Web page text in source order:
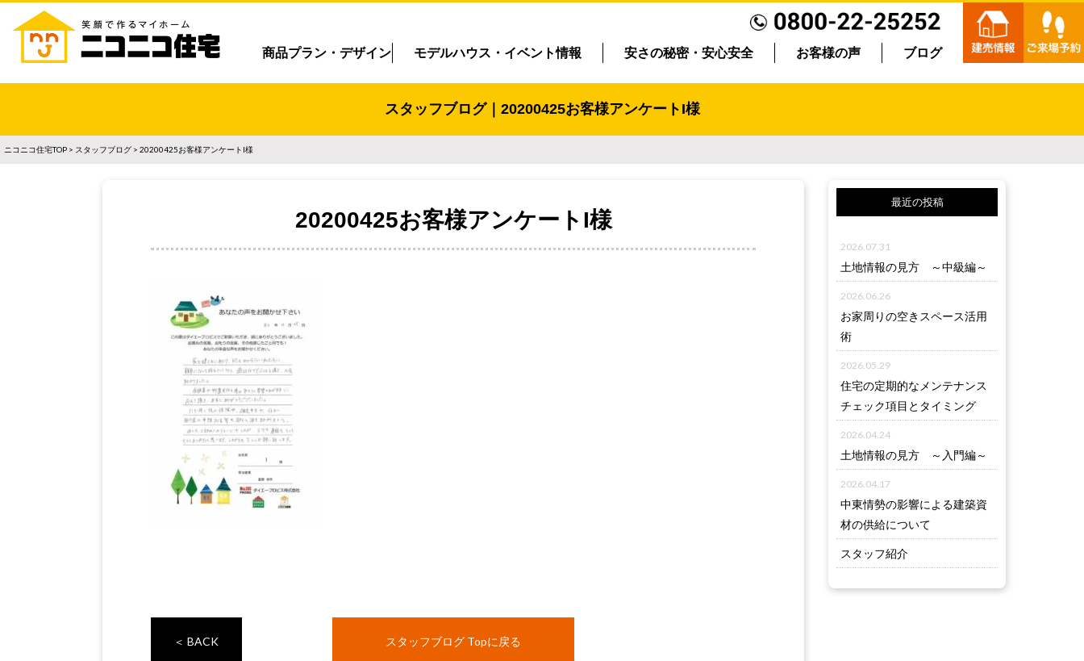
商品プラン・デザイン モデルハウス・イベント情報 安さの秘密・安心安全 お客様の声 ブログ
スタッフブログ｜20200425お客様アンケートI様
ニコニコ住宅TOP > スタッフブログ > 20200425お客様アンケートI様
20200425お客様アンケートI様
＜ BACK スタッフブログ Topに戻る
最近の投稿
2026.07.31
土地情報の見方 ～中級編～
2026.06.26
お家周りの空きスペース活用
術
2026.05.29
住宅の定期的なメンテナンス
チェック項目とタイミング
2026.04.24
土地情報の見方 ～入門編～
2026.04.17
中東情勢の影響による建築資
材の供給について
スタッフ紹介